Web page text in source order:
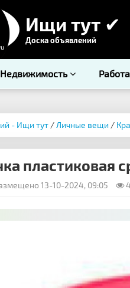
Ищи тут ✔
Доска объявлений
Недвижимость Работа
- Ищи тут /Личные вещи /
пластиковая
13-10-2024, 09:05